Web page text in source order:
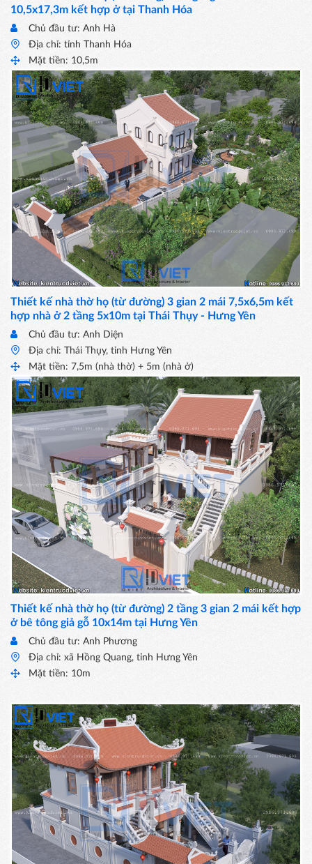
10,5x17,3m kết hợp ở tại Thanh Hóa
Chủ đầu tư: Anh Hà
Địa chỉ: tỉnh Thanh Hóa
Mặt tiền: 10,5m
Thiết kế nhà thờ họ (từ đường) 3 gian 2 mái 7,5x6,5m kết
hợp nhà ở 2 tầng 5x10m tại Thái Thụy - Hưng Yên
Chủ đầu tư: Anh Diện
Địa chỉ: Thái Thụy, tỉnh Hưng Yên
Mặt tiền: 7,5m (nhà thờ) + 5m (nhà ở)
Thiết kế nhà thờ họ (từ đường) 2 tầng 3 gian 2 mái kết hợp
ở bê tông giả gỗ 10x14m tại Hưng Yên
Chủ đầu tư: Anh Phương
Địa chỉ: xã Hồng Quang, tỉnh Hưng Yên
Mặt tiền: 10m